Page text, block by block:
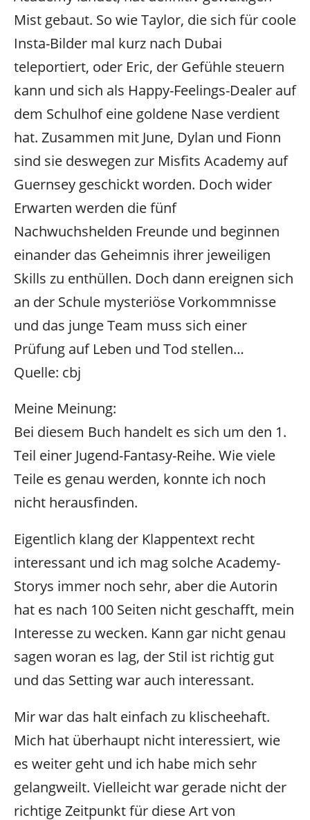
Mist gebaut. So wie Taylor, die sich für coole
Insta-Bilder mal kurz nach Dubai
teleportiert, oder Eric, der Gefühle steuern
kann und sich als Happy-Feelings-Dealer auf
dem Schulhof eine goldene Nase verdient
hat. Zusammen mit June, Dylan und Fionn
sind sie deswegen zur Misfits Academy auf
Guernsey geschickt worden. Doch wider
Erwarten werden die fünf
Nachwuchshelden Freunde und beginnen
einander das Geheimnis ihrer jeweiligen
Skills zu enthüllen. Doch dann ereignen sich
an der Schule mysteriöse Vorkommnisse
und das junge Team muss sich einer
Prüfung auf Leben und Tod stellen…
Quelle: cbj
Meine Meinung:
Bei diesem Buch handelt es sich um den 1.
Teil einer Jugend-Fantasy-Reihe. Wie viele
Teile es genau werden, konnte ich noch
nicht herausfinden.
Eigentlich klang der Klappentext recht
interessant und ich mag solche Academy-
Storys immer noch sehr, aber die Autorin
hat es nach 100 Seiten nicht geschafft, mein
Interesse zu wecken. Kann gar nicht genau
sagen woran es lag, der Stil ist richtig gut
und das Setting war auch interessant.
Mir war das halt einfach zu klischeehaft.
Mich hat überhaupt nicht interessiert, wie
es weiter geht und ich habe mich sehr
gelangweilt. Vielleicht war gerade nicht der
richtige Zeitpunkt für diese Art von